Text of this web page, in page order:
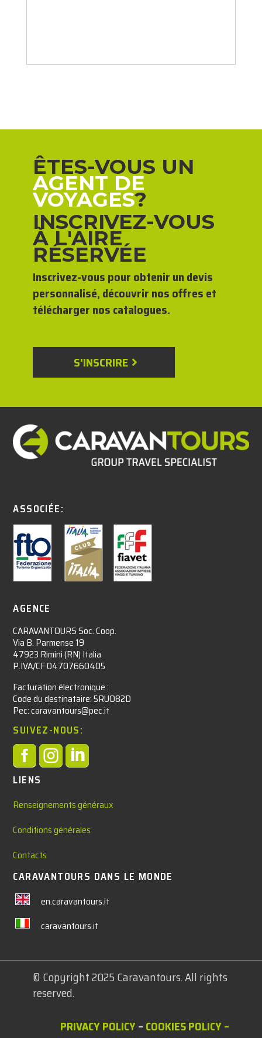
ÊTES-VOUS UN
AGENT DE
VOYAGES?
INSCRIVEZ-VOUS
À L'AIRE
RÉSERVÉE
Inscrivez-vous pour obtenir un devis
personnalisé, découvrir nos offres et
télécharger nos catalogues.
S'INSCRIRE
ASSOCIÉE:
AGENCE
CARAVANTOURS Soc. Coop.
Via B. Parmense 19
47923 Rimini (RN) Italia
P.IVA/CF 04707660405
Facturation électronique :​
Code du destinataire: 5RUO82D
Pec: caravantours@pec.it
SUIVEZ-NOUS:

LIENS
Renseignements généraux
Conditions générales
Contacts
CARAVANTOURS DANS LE MONDE
en.caravantours.it
caravantours.it
© Copyright 2025 Caravantours. All rights
reserved.
PRIVACY POLICY– COOKIES POLICY–